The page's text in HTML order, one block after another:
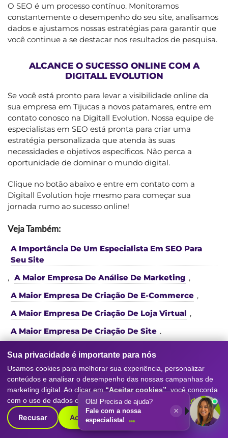
O SEO é um processo contínuo. Monitoramos
constantemente o desempenho do seu site, analisamos
dados e ajustamos nossas estratégias para garantir que
você continue a se destacar nos resultados de pesquisa.
ALCANCE O SUCESSO ONLINE COM A
DIGITALL EVOLUTION
Se você está pronto para levar a visibilidade online da
sua empresa em Tijucas a novos patamares, entre em
contato conosco na Digitall Evolution. Nossa equipe de
especialistas em SEO está pronta para criar uma
estratégia personalizada que atenda às suas
necessidades e objetivos específicos. Não perca a
oportunidade de dominar o mundo digital.
Clique no botão abaixo e entre em contato com a
Digitall Evolution hoje mesmo para começar sua
jornada rumo ao sucesso online!
Veja Também:
A Importância De Um Especialista Em SEO Para
Seu Site
, A Maior Empresa De Análise De Marketing ,
A Maior Empresa De Criação De E-Commerce ,
A Maior Empresa De Criação De Loja Virtual ,
A Maior Empresa De Criação De Site .
Serviços da nossaAgência de
Marketing Digital
Sua privacidade é importante para nós
Usamos cookies para melhorar sua experiência, personalizar
conteúdos e analisar o desempenho das nossas campanhas de
marketing digital. Ao clicar em “Aceitar cookies” , você concorda
com o uso de dados conforme nossaPolítica de Privacidade.
Recusar Aceitar cookies
Olá! Precisa de ajuda?
Fale com a nossa
especialista!
×